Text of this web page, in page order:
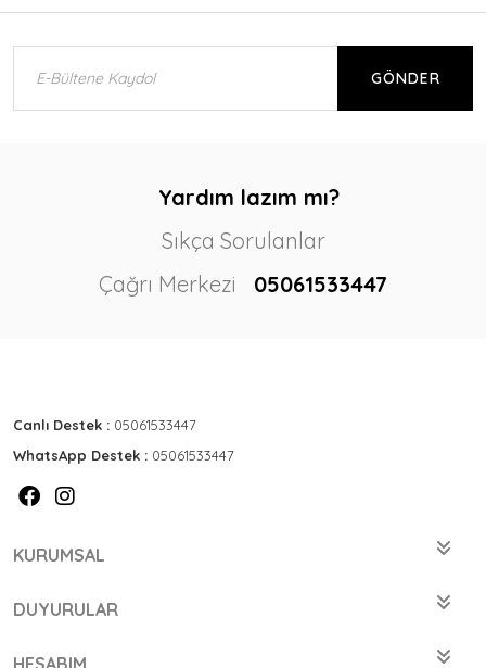
GÖNDER
Yardım lazım mı?
Sıkça Sorulanlar
Çağrı Merkezi
05061533447
Canlı Destek : 05061533447
WhatsApp Destek : 05061533447
KURUMSAL
DUYURULAR
HESABIM